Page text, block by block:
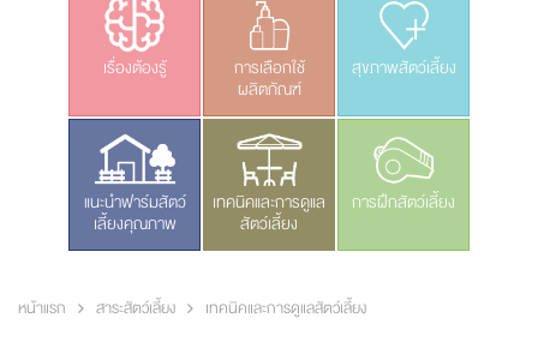
ปฏิทินกิจกรรม
ซื้อสินค้า OSDCO
เรื่องต้องรู้ การเลือกใช้
ผลิตภัณฑ์
สุขภาพสัตว์เลี้ยง
แนะนำฟาร์มสัตว์
เลี้ยงคุณภาพ
เทคนิคและการดูแล
สัตว์เลี้ยง
การฝึกสัตว์เลี้ยง
หน้าแรก สาระสัตว์เลี้ยง เทคนิคและการดูแลสัตว์เลี้ยง